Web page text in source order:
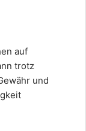
auf
trotz
und